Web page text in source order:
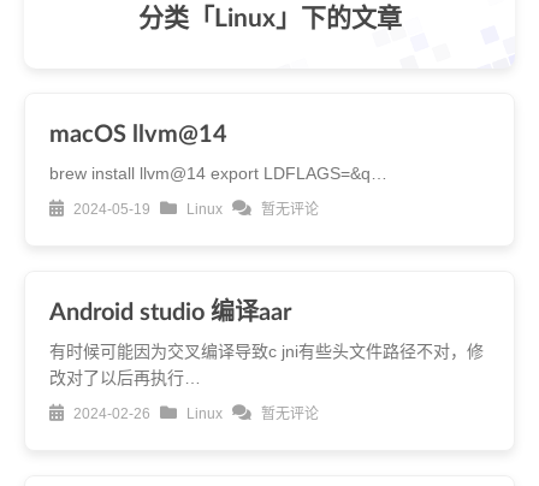
分类「Linux」下的文章
macOS llvm@14
brew install llvm@14 export LDFLAGS=&q…
2024-05-19 Linux 暂无评论
Android studio 编译aar
有时候可能因为交叉编译导致c jni有些头文件路径不对，修
改对了以后再执行…
2024-02-26 Linux 暂无评论